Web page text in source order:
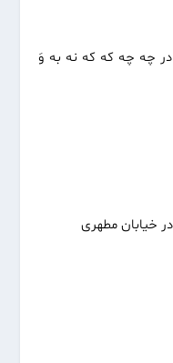
چه چه که که نه به وَ
خیابان مطهری